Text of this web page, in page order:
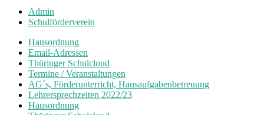
Admin
Schulförderverein
Hausordnung
Email-Adressen
Thüringer Schulcloud
Termine / Veranstaltungen
AG´s, Förderunterricht, Hausaufgabenbetreuung
Lehrersprechzeiten 2022/23
Hausordnung